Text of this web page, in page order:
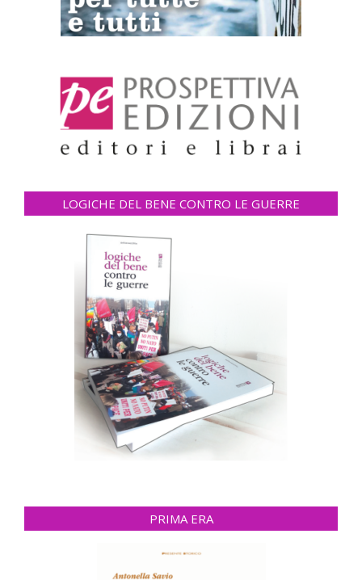
LOGICHE DEL BENE CONTRO LE GUERRE
PRIMA ERA